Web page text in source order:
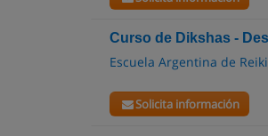
Curso de Dikshas -
Escuela Argentina de Reiki
Solicita información